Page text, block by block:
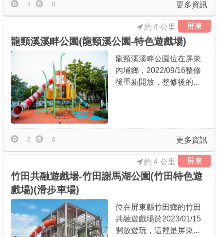
更多資訊
3 0
屏東
約 4 公里
龍頸溪溪畔公園(龍頸溪公園-特色遊戲場)
龍頸溪溪畔公園位在屏東
內埔鄉，2022/09/16整修
後重新開放，整修後的...
更多資訊
6 0
屏東
約 4 公里
竹田共融遊戲場-竹田謝馬湖公園(竹田特色遊
戲場)(滑步車場)
位在屏東縣竹田鄉的竹田
共融遊戲場於2023/01/15
開放遊玩，這裡是屏東...